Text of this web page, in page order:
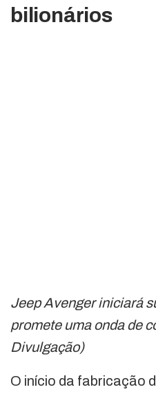
bilionários
Jeep Avenger iniciará
promete uma onda de
Divulgação)
O início da fabricação